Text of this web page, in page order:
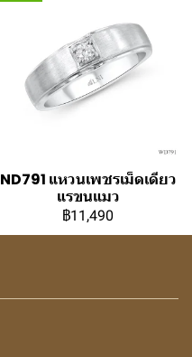
ND791 แหวนเพชรเม็ดเดียว
แรขนแมว
฿11,490